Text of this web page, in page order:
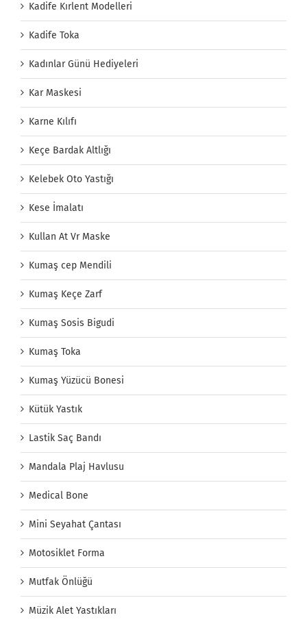
Kadife Kırlent Modelleri
Kadife Toka
Kadınlar Günü Hediyeleri
Kar Maskesi
Karne Kılıfı
Keçe Bardak Altlığı
Kelebek Oto Yastığı
Kese İmalatı
Kullan At Vr Maske
Kumaş cep Mendili
Kumaş Keçe Zarf
Kumaş Sosis Bigudi
Kumaş Toka
Kumaş Yüzücü Bonesi
Kütük Yastık
Lastik Saç Bandı
Mandala Plaj Havlusu
Medical Bone
Mini Seyahat Çantası
Motosiklet Forma
Mutfak Önlüğü
Müzik Alet Yastıkları